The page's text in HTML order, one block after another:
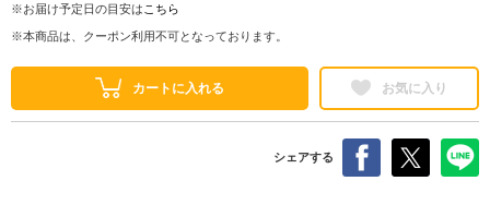
※お届け予定日の目安は こちら
※本商品は、クーポン利用不可となっております。
カートに入れる お気に入り
シェアする